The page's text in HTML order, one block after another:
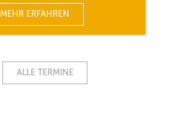
MEHR ERFAHREN
ALLE TERMINE